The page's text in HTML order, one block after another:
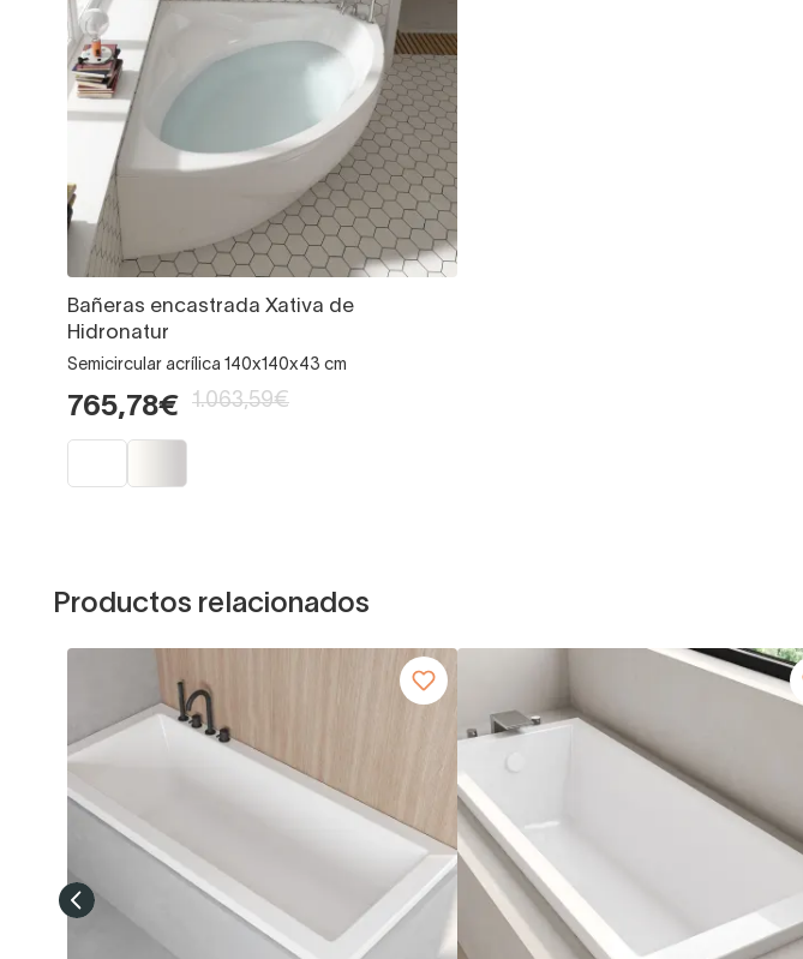
Bañeras encastrada Xativa de
Hidronatur
Semicircular acrílica 140x140x43 cm
765,78€ 1.063,59€
Productos relacionados